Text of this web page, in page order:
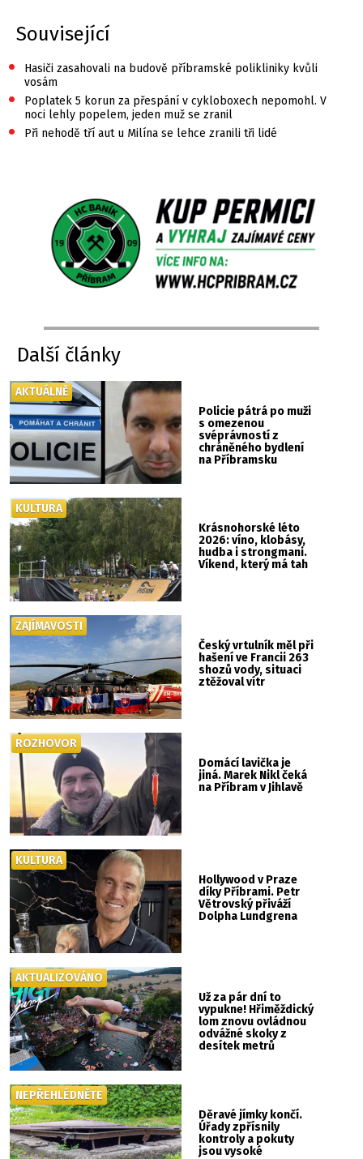
Související
•
Hasiči zasahovali na budově příbramské polikliniky kvůli
vosám
•
Poplatek 5 korun za přespání v cykloboxech nepomohl. V
noci lehly popelem, jeden muž se zranil
• Při nehodě tří aut u Milína se lehce zranili tři lidé
Další články
Policie pátrá po muži
s omezenou
svéprávností z
chráněného bydlení
na Příbramsku
AKTUÁLNĚ
Krásnohorské léto
2026: víno, klobásy,
hudba i strongmani.
Víkend, který má tah
KULTURA
Český vrtulník měl při
hašení ve Francii 263
shozů vody, situaci
ztěžoval vítr
ZAJÍMAVOSTI
Domácí lavička je
jiná. Marek Nikl čeká
na Příbram v Jihlavě
ROZHOVOR
Hollywood v Praze
díky Příbrami. Petr
Větrovský přiváží
Dolpha Lundgrena
KULTURA
Už za pár dní to
vypukne! Hřiměždický
lom znovu ovládnou
odvážné skoky z
desítek metrů
AKTUALIZOVÁNO
Děravé jímky končí.
Úřady zpřísnily
kontroly a pokuty
jsou vysoké
NEPŘEHLÉDNĚTE